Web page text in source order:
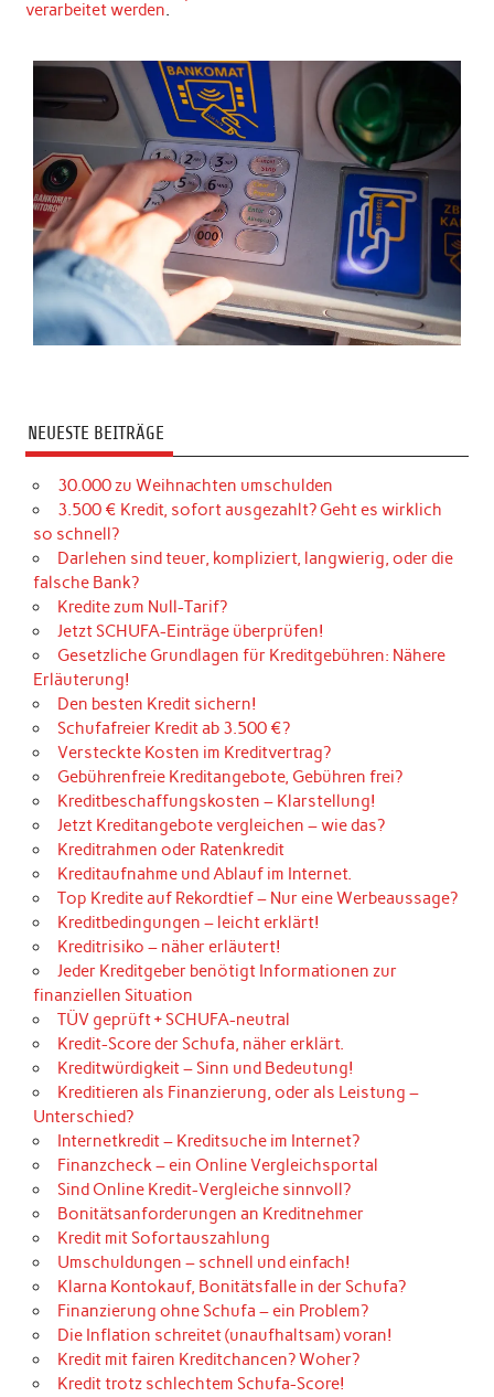
verarbeitet werden.
NEUESTE BEITRÄGE
30.000 zu Weihnachten umschulden
3.500 € Kredit, sofort ausgezahlt? Geht es wirklich
so schnell?
Darlehen sind teuer, kompliziert, langwierig, oder die
falsche Bank?
Kredite zum Null-Tarif?
Jetzt SCHUFA-Einträge überprüfen!
Gesetzliche Grundlagen für Kreditgebühren: Nähere
Erläuterung!
Den besten Kredit sichern!
Schufafreier Kredit ab 3.500 €?
Versteckte Kosten im Kreditvertrag?
Gebührenfreie Kreditangebote, Gebühren frei?
Kreditbeschaffungskosten – Klarstellung!
Jetzt Kreditangebote vergleichen – wie das?
Kreditrahmen oder Ratenkredit
Kreditaufnahme und Ablauf im Internet.
Top Kredite auf Rekordtief – Nur eine Werbeaussage?
Kreditbedingungen – leicht erklärt!
Kreditrisiko – näher erläutert!
Jeder Kreditgeber benötigt Informationen zur
finanziellen Situation
TÜV geprüft + SCHUFA-neutral
Kredit-Score der Schufa, näher erklärt.
Kreditwürdigkeit – Sinn und Bedeutung!
Kreditieren als Finanzierung, oder als Leistung –
Unterschied?
Internetkredit – Kreditsuche im Internet?
Finanzcheck – ein Online Vergleichsportal
Sind Online Kredit-Vergleiche sinnvoll?
Bonitätsanforderungen an Kreditnehmer
Kredit mit Sofortauszahlung
Umschuldungen – schnell und einfach!
Klarna Kontokauf, Bonitätsfalle in der Schufa?
Finanzierung ohne Schufa – ein Problem?
Die Inflation schreitet (unaufhaltsam) voran!
Kredit mit fairen Kreditchancen? Woher?
Kredit trotz schlechtem Schufa-Score!